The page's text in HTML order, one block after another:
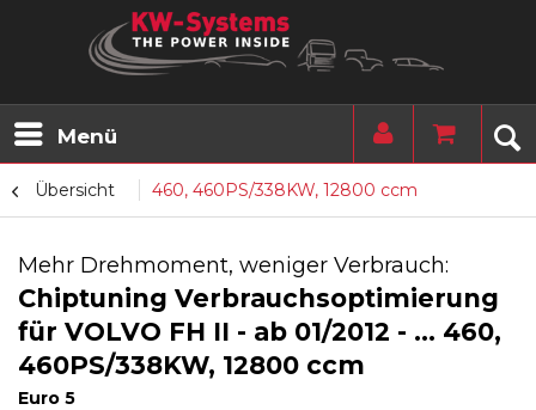
Menü
Übersicht 460, 460PS/338KW, 12800 ccm
Mehr Drehmoment, weniger Verbrauch:
Chiptuning Verbrauchsoptimierung
für VOLVO FH II - ab 01/2012 - ... 460,
460PS/338KW, 12800 ccm
Euro 5